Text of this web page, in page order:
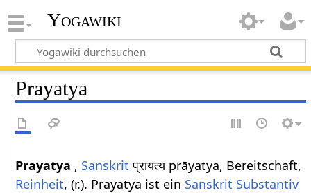
Yogawiki
Prayatya
Prayatya , Sanskrit प्रायत्य prāyatya, Bereitschaft,
Reinheit, (r.). Prayatya ist ein Sanskrit Substantiv